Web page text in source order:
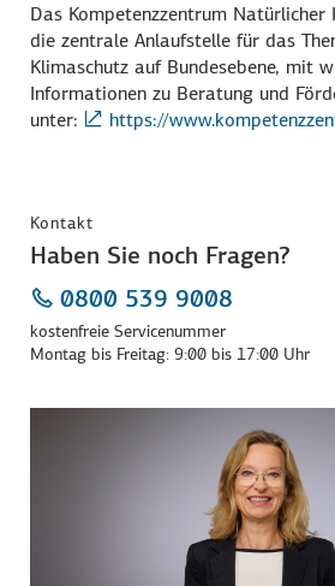
Das Kompetenzzentrum Natürlicher
die zentrale Anlaufstelle für das
Klimaschutz auf Bundesebene, mit
Informationen zu Beratung und
unter:
https://
Kontakt
Haben Sie noch Fragen?
0800 539 9008
kostenfreie Servicenummer
Montag bis Freitag: 9:00 bis 17:00 Uhr